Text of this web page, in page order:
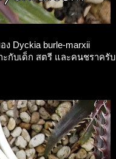
Dyckia burle-marxii
กับเด็ก สตรี และคนชราครับ